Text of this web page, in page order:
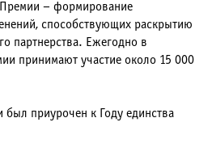
– формирование
способствующих раскрытию
партнерства. Ежегодно в
принимают участие около 15 000
был приурочен к Году единства